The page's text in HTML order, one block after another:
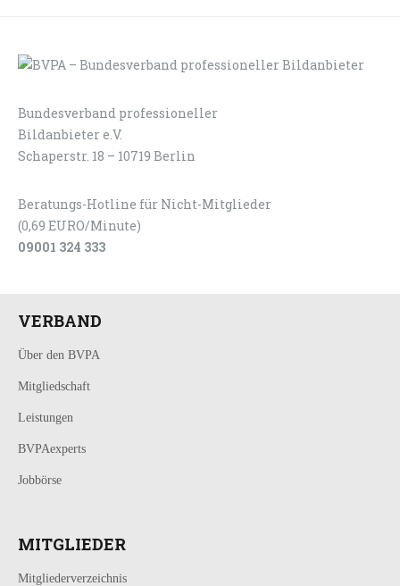
Bundesverband professioneller
Bildanbieter e.V.
Schaperstr. 18 – 10719 Berlin
Beratungs-Hotline für Nicht-Mitglieder
(0,69 EURO/Minute)
09001 324 333
VERBAND
Über den BVPA
Mitgliedschaft
Leistungen
BVPAexperts
Jobbörse
MITGLIEDER
Mitgliederverzeichnis